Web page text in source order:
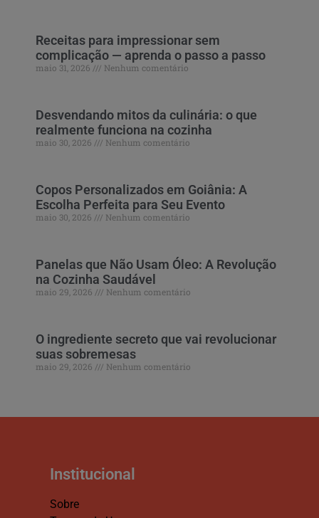
Receitas para impressionar sem
complicação — aprenda o passo a passo
maio 31, 2026 Nenhum comentário
Desvendando mitos da culinária: o que
realmente funciona na cozinha
maio 30, 2026 Nenhum comentário
Copos Personalizados em Goiânia: A
Escolha Perfeita para Seu Evento
maio 30, 2026 Nenhum comentário
Panelas que Não Usam Óleo: A Revolução
na Cozinha Saudável
maio 29, 2026 Nenhum comentário
O ingrediente secreto que vai revolucionar
suas sobremesas
maio 29, 2026 Nenhum comentário
Institucional
Sobre